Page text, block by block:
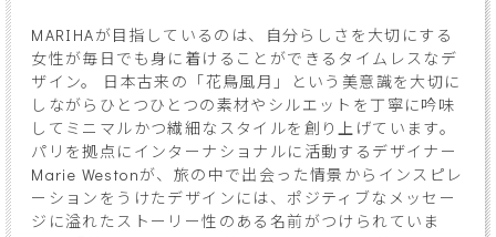
MARIHAが目指しているのは、自分らしさを大切にする
女性が毎日でも身に着けることができるタイムレスなデ
ザイン。 日本古来の「花鳥風月」という美意識を大切に
しながらひとつひとつの素材やシルエットを丁寧に吟味
してミニマルかつ繊細なスタイルを創り上げています。
パリを拠点にインターナショナルに活動するデザイナー
Marie Westonが、旅の中で出会った情景からインスピレ
ーションをうけたデザインには、ポジティブなメッセー
ジに溢れたストーリー性のある名前がつけられていま